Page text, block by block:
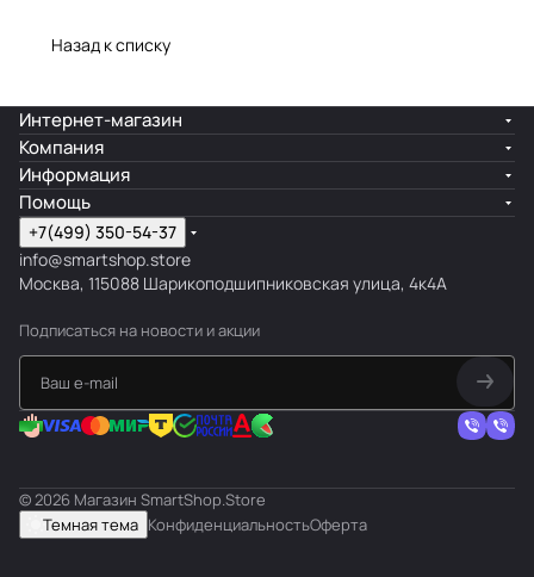
Назад к списку
Интернет-магазин
Компания
Информация
Помощь
+7(499) 350-54-37
info@smartshop.store
Москва, 115088 Шарикоподшипниковская улица, 4к4А
Подписаться на новости и акции
© 2026 Магазин SmartShop.Store
Темная тема КонфиденциальностьОферта